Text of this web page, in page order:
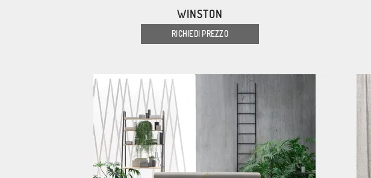
WINSTON
RICHIEDI PREZZO